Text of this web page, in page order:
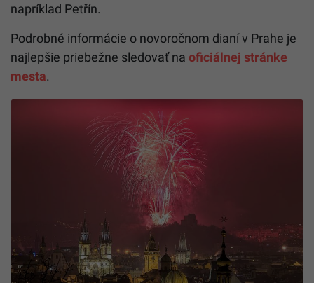
napríklad Petřín.
Podrobné informácie o novoročnom dianí v Prahe je
najlepšie priebežne sledovať na oficiálnej stránke
mesta.